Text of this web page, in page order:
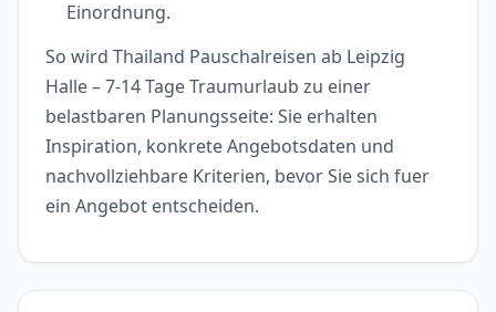
Einordnung.
So wird Thailand Pauschalreisen ab Leipzig
Halle – 7-14 Tage Traumurlaub zu einer
belastbaren Planungsseite: Sie erhalten
Inspiration, konkrete Angebotsdaten und
nachvollziehbare Kriterien, bevor Sie sich fuer
ein Angebot entscheiden.